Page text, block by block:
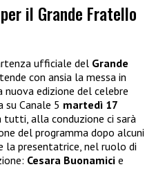
il Grande Fratello
ufficiale del Grande
con ansia la messa in
edizione del celebre
su Canale 5 martedì 17
tutti, alla conduzione ci sarà
del programma dopo alcuni
la presentatrice, nel ruolo di
Cesara Buonamici e